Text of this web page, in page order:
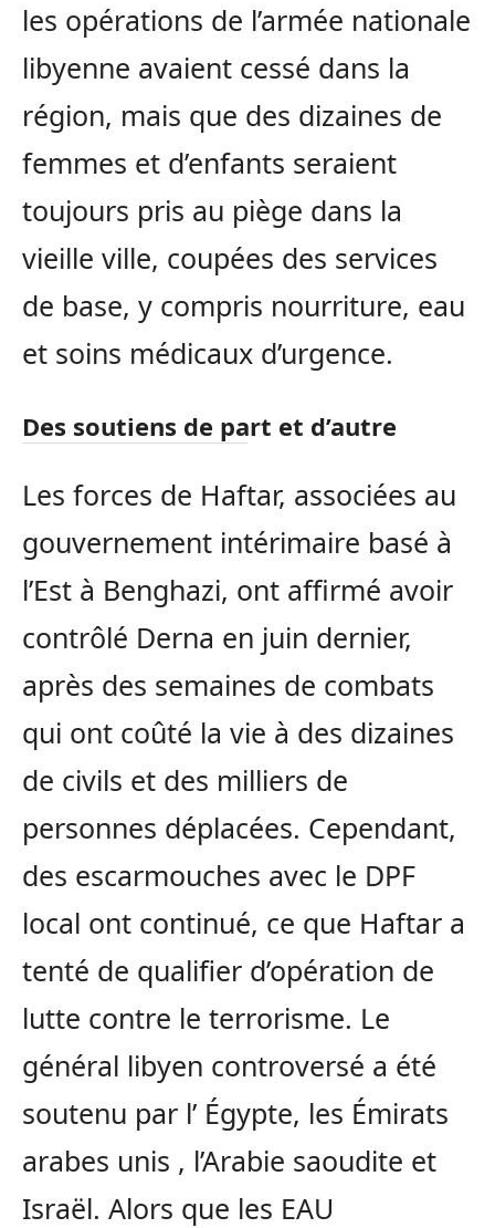
les opérations de l’armée nationale
libyenne avaient cessé dans la
région, mais que des dizaines de
femmes et d’enfants seraient
toujours pris au piège dans la
vieille ville, coupées des services
de base, y compris nourriture, eau
et soins médicaux d’urgence.
Des soutiens de part et d’autre
Les forces de Haftar, associées au
gouvernement intérimaire basé à
l’Est à Benghazi, ont affirmé avoir
contrôlé Derna en juin dernier,
après des semaines de combats
qui ont coûté la vie à des dizaines
de civils et des milliers de
personnes déplacées. Cependant,
des escarmouches avec le DPF
local ont continué, ce que Haftar a
tenté de qualifier d’opération de
lutte contre le terrorisme. Le
général libyen controversé a été
soutenu par l’ Égypte, les Émirats
arabes unis , l’Arabie saoudite et
Israël. Alors que les EAU